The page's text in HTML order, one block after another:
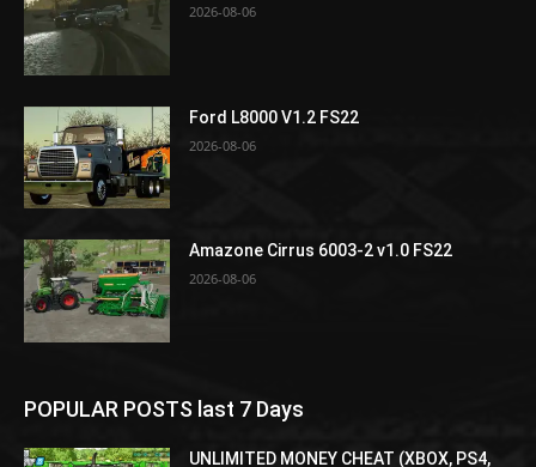
2026-08-06
Ford L8000 V1.2 FS22
2026-08-06
Amazone Cirrus 6003-2 v1.0 FS22
2026-08-06
POPULAR POSTS last 7 Days
UNLIMITED MONEY CHEAT (XBOX, PS4,